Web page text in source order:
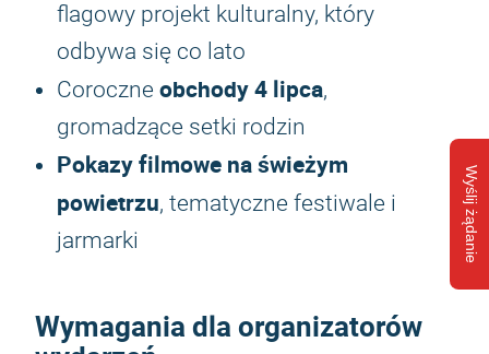
Wyślij żądanie
flagowy projekt kulturalny, który
odbywa się co lato
Coroczne obchody 4 lipca,
gromadzące setki rodzin
Pokazy filmowe na świeżym
powietrzu, tematyczne festiwale i
jarmarki
Wymagania dla organizatorów